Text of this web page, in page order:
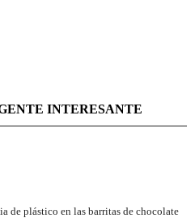
INTERESANTE
de plástico en las barritas de chocolate